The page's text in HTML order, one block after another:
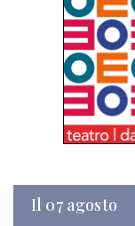
Il 07 agosto